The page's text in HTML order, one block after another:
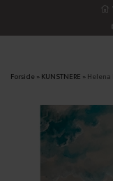
Forside »KUNSTNERE »Helena